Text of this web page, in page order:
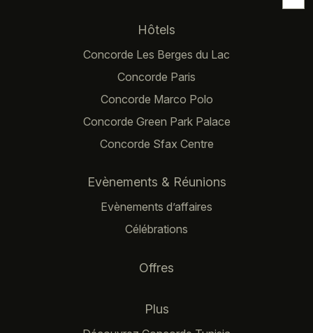
Hôtels
Concorde Les Berges du Lac
Concorde Paris
Concorde Marco Polo
Concorde Green Park Palace
Concorde Sfax Centre
Evènements & Réunions
Evènements d’affaires
Célébrations
Offres
Plus